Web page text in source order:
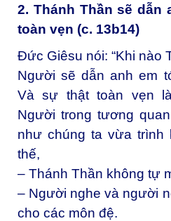
2. Thánh Thần sẽ dẫn
toàn vẹn (c. 13b14)
Đức Giêsu nói: “Khi nào
Người sẽ dẫn anh em
Và sự thật toàn vẹn
Người trong tương
như chúng ta vừa trình
thế,
– Thánh Thần không tự
– Người nghe và người
cho các môn đệ.